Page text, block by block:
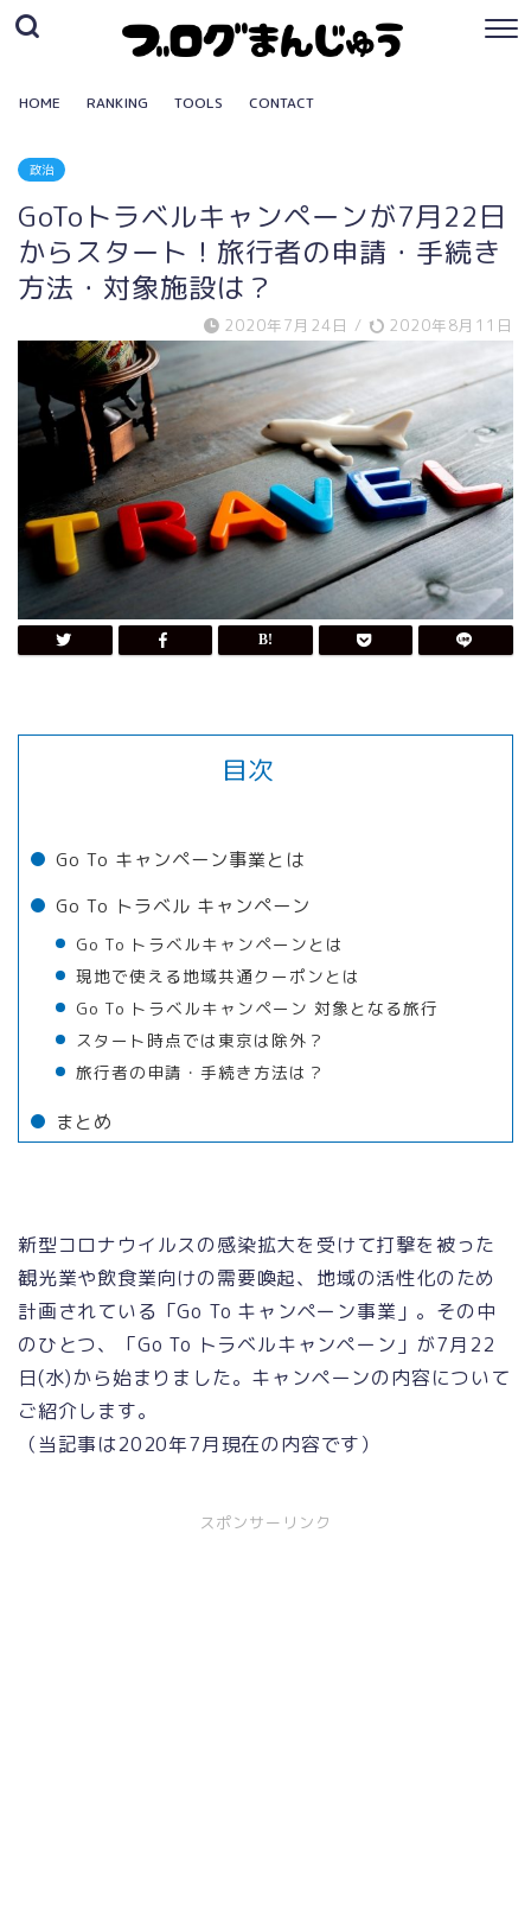
HOME RANKING TOOLS CONTACT
政治
GoToトラベルキャンペーンが7月22日
からスタート！旅行者の申請・手続き
方法・対象施設は？
2020年7月24日 / 2020年8月11日
目次
Go To キャンペーン事業とは
Go To トラベル キャンペーン
Go To トラベルキャンペーンとは
現地で使える地域共通クーポンとは
Go To トラベルキャンペーン 対象となる旅行
スタート時点では東京は除外？
旅行者の申請・手続き方法は？
まとめ
新型コロナウイルスの感染拡大を受けて打撃を被った
観光業や飲食業向けの需要喚起、地域の活性化のため
計画されている「Go To キャンペーン事業」。その中
のひとつ、「Go To トラベルキャンペーン」が7月22
日(水)から始まりました。キャンペーンの内容について
ご紹介します。
（当記事は2020年7月現在の内容です）
スポンサーリンク